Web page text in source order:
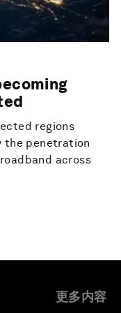
regions
the penetration
across
更多内容